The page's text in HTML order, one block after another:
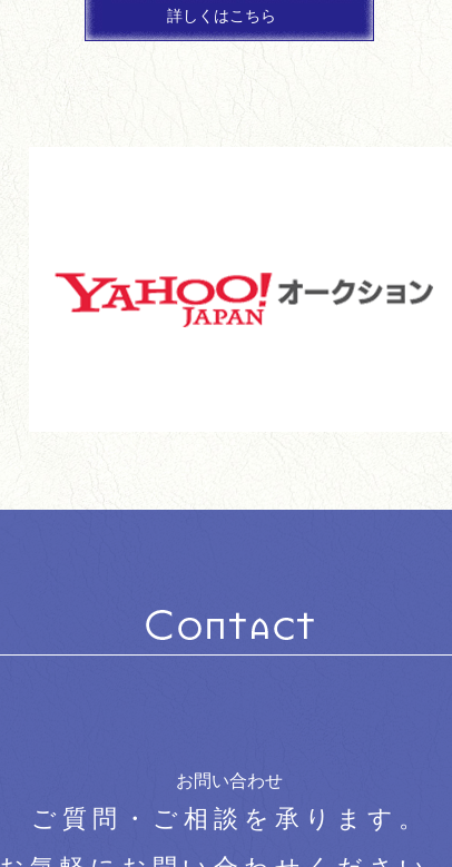
詳しくはこちら
お問い合わせ
ご質問・ご相談を承ります。